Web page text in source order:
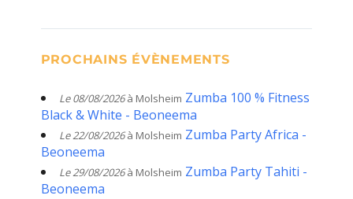
PROCHAINS ÉVÈNEMENTS
Le 08/08/2026à Molsheim Zumba 100 % Fitness
Black & White - Beoneema
Le 22/08/2026à Molsheim Zumba Party Africa -
Beoneema
Le 29/08/2026à Molsheim Zumba Party Tahiti -
Beoneema